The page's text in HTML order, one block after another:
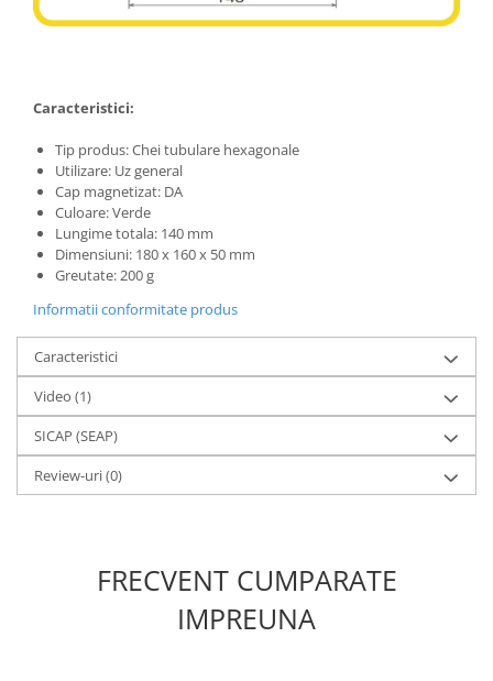
Caracteristici:
Tip produs: Chei tubulare hexagonale
Utilizare: Uz general
Cap magnetizat: DA
Culoare: Verde
Lungime totala: 140 mm
Dimensiuni: 180 x 160 x 50 mm
Greutate: 200 g
Informatii conformitate produs
Caracteristici
Video (1)
SICAP (SEAP)
Review-uri(0)
FRECVENT CUMPARATE
IMPREUNA